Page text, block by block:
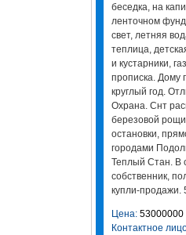
беседка, на
ленточном
свет, летняя
теплица,
и кустарники,
прописка. Дому
круглый год.
Охрана. Снт
березовой
остановки,
городами
Теплый Стан. В
собственник,
купли-продажи.
Цена:53000000
Контактное